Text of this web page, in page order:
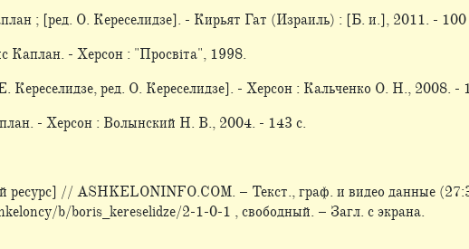
; [ред. О. Кереселидзе]. - Кирьят Гат (Израиль) : [Б. и.], 2011. - 100
Каплан. - Херсон : "Просвiта", 1998.
ред. О. Кереселидзе]. - Херсон : Кальченко О. Н., 2008. -
- Херсон : Волынский Н. В., 2004. - 143 с.
ресурс] // ASHKELONINFO.COM. – Текст., граф. и видео данные
b/boris_kereselidze/2-1-0-1 , свободный. – Загл. с экрана.